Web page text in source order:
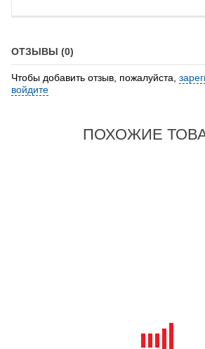
ОТЗЫВЫ (0)
Чтобы добавить отзыв, пожалуйста,
войдите
ПОХОЖИЕ